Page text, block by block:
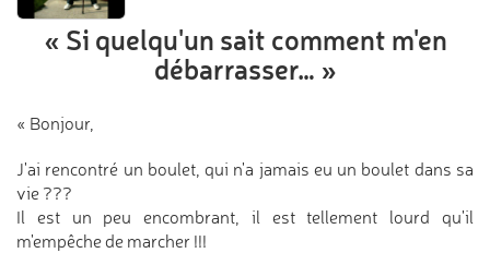
« Si quelqu'un sait comment m'en
débarrasser… »
« Bonjour,
J'ai rencontré un boulet, qui n'a jamais eu un boulet dans sa
vie ???
Il est un peu encombrant, il est tellement lourd qu'il
m'empêche de marcher !!!